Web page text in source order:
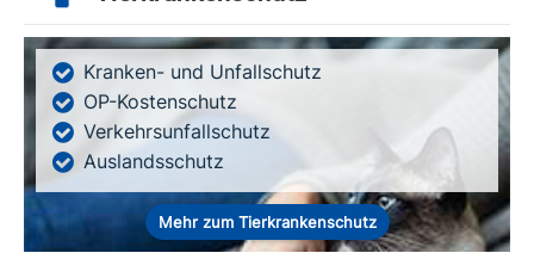
Kranken- und Unfallschutz
OP-Kostenschutz
Verkehrsunfallschutz
Auslandsschutz
Mehr zum Tierkrankenschutz